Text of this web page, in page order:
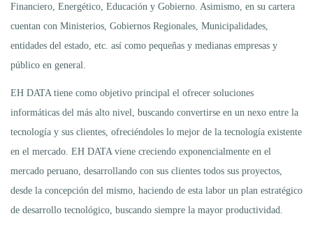
Financiero, Energético, Educación y Gobierno. Asimismo, en su cartera
cuentan con Ministerios, Gobiernos Regionales, Municipalidades,
entidades del estado, etc. así como pequeñas y medianas empresas y
público en general.
EH DATA tiene como objetivo principal el ofrecer soluciones
informáticas del más alto nivel, buscando convertirse en un nexo entre la
tecnología y sus clientes, ofreciéndoles lo mejor de la tecnología existente
en el mercado. EH DATA viene creciendo exponencialmente en el
mercado peruano, desarrollando con sus clientes todos sus proyectos,
desde la concepción del mismo, haciendo de esta labor un plan estratégico
de desarrollo tecnológico, buscando siempre la mayor productividad.